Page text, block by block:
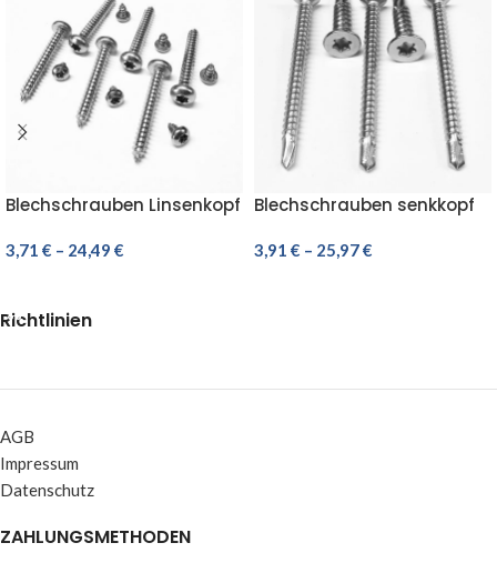
Blechschrauben Linsenkopf
14585 TORX A2
3,71 € – 24,49 €
Blechschrauben senkkopf
C1 7504 O TORX mit
3,91 € – 25,97€
Richtlinien
AGB
Impressum
Datenschutz
ZAHLUNGSMETHODEN